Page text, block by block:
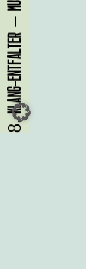
08.08.